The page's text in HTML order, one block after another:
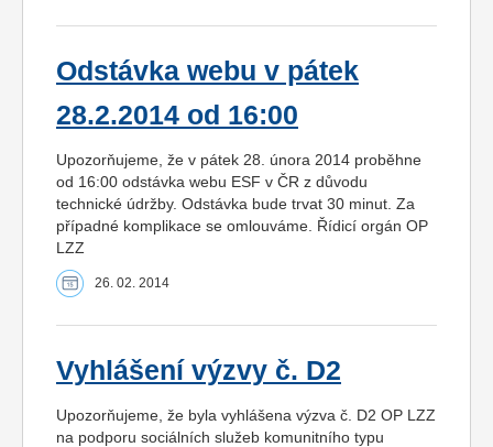
Odstávka webu v pátek
28.2.2014 od 16:00
Upozorňujeme, že v pátek 28. února 2014 proběhne
od 16:00 odstávka webu ESF v ČR z důvodu
technické údržby. Odstávka bude trvat 30 minut. Za
případné komplikace se omlouváme. Řídicí orgán OP
LZZ
26. 02. 2014
Vyhlášení výzvy č. D2
Upozorňujeme, že byla vyhlášena výzva č. D2 OP LZZ
na podporu sociálních služeb komunitního typu